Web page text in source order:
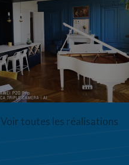
Voir toutes les réalisations